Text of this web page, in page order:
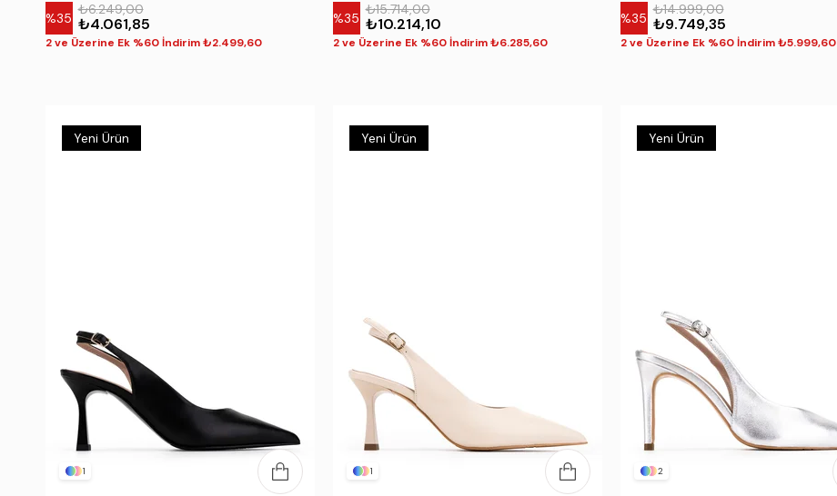
%35 ₺4.061,85
₺6.249,00
2 ve Üzerine Ek %60 İndirim ₺2.499,60
%35 ₺10.214,10
₺15.714,00
2 ve Üzerine Ek %60 İndirim ₺6.285,60
%35 ₺9.749,35
₺14.999,00
2 ve Üzerine Ek %60 İndirim ₺5.999,60
1
Yeni Ürün
1
Yeni Ürün
2
Yeni Ürün